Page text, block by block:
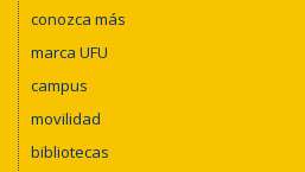
conozca más
marca UFU
campus
movilidad
bibliotecas